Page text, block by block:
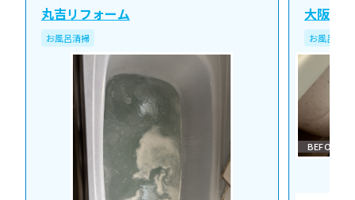
丸吉リフォーム
お風呂清掃
大阪北
お風呂清掃
BEFORE